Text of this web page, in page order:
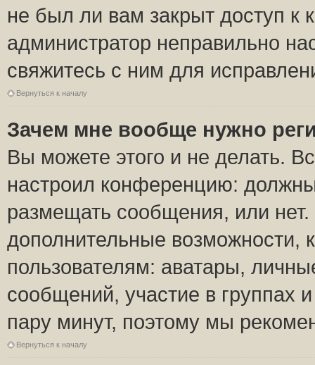
не был ли вам закрыт доступ к
администратор неправильно
свяжитесь с ним для
Вернуться к началу
Зачем мне вообще нужно
Вы можете этого и не делать.
настроил конференцию:
размещать сообщения, или
дополнительные возможности,
пользователям: аватары,
сообщений, участие в группах
пару минут, поэтому мы
Вернуться к началу